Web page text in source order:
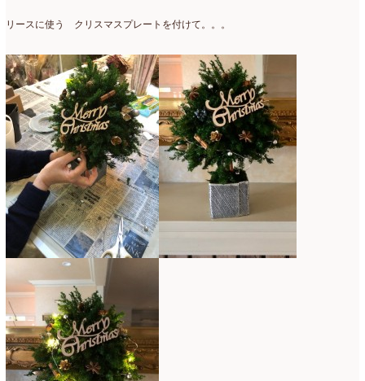
リースに使う クリスマスプレートを付けて。。。